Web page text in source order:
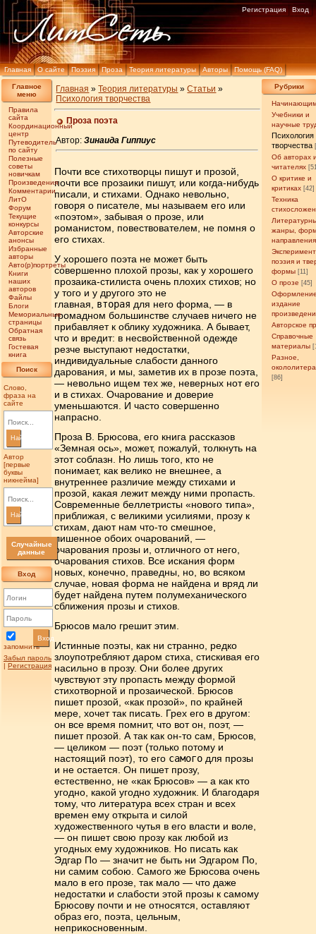
Главная О сайте Поэзия Проза Теория литературы Авторы Помощь (FAQ)
Регистрация Вход
Главное
меню
Правила
сайта
Координационный
центр
Путеводитель
по сайту
Полезные
советы
новичкам
Произведения
Комментарии
ЛитО
Форум
Текущие
конкурсы
Авторские
анонсы
Избранные
авторы
Авто(р)портреты
Книги
наших
авторов
Файлы
Блоги
Мемориальные
страницы
Обратная
связь
Гостевая
книга
Поиск
Слово,
фраза на
сайте
Найти
Автор
[первые
буквы
никнейма]
Найти
Случайные
данные
Вход
запомнить
Вход
Забыл пароль
| Регистрация
Рубрики
Учебники и
научные
Психология
творчества
Об авторах
читателях
О критике и
критиках [42]
Техника
жанры,
направления
поэзия и
формы [11]
О прозе [45]
издание
Авторское
Справочные
материалы
Разное,
[86]
Главная »Теория литературы »Статьи »
Психология творчества
Проза поэта
Автор:Зинаида Гиппиус
Почти все стихотворцы пишут и прозой,
почти все прозаики пишут, или когда-нибудь
писали, и стихами. Однако невольно,
говоря о писателе, мы называем его или
«поэтом», забывая о прозе, или
романистом, повествователем, не помня о
его стихах.
У хорошего поэта не может быть
совершенно плохой прозы, как у хорошего
прозаика-стилиста очень плохих стихов; но
у того и у другого это не
главная, вторая для него форма, — в
громадном большинстве случаев ничего не
прибавляет к облику художника. А бывает,
что и вредит: в несвойственной одежде
резче выступают недостатки,
индивидуальные слабости данного
дарования, и мы, заметив их в прозе поэта,
— невольно ищем тех же, неверных нот его
и в стихах. Очарование и доверие
уменьшаются. И часто совершенно
напрасно.
Проза В. Брюсова, его книга рассказов
«Земная ось», может, пожалуй, толкнуть на
этот соблазн. Но лишь того, кто не
понимает, как велико не внешнее, а
внутреннее различие между стихами и
прозой, какая лежит между ними пропасть.
Современные беллетристы «нового типа»,
приближая, с великими усилиями, прозу к
стихам, дают нам что-то смешное,
лишенное обоих очарований, —
очарования прозы и, отличного от него,
очарования стихов. Все искания форм
новых, конечно, праведны, но, во всяком
случае, новая форма не найдена и вряд ли
будет найдена путем полумеханического
сближения прозы и стихов.
Брюсов мало грешит этим.
Истинные поэты, как ни странно, редко
злоупотребляют даром стиха, стискивая его
насильно в прозу. Они более других
чувствуют эту пропасть между формой
стихотворной и прозаической. Брюсов
пишет прозой, «как прозой», по крайней
мере, хочет так писать. Грех его в другом:
он все время помнит, что вот он, поэт, —
пишет прозой. А так как он-то сам, Брюсов,
— целиком — поэт (только потому и
настоящий поэт), то его самого для прозы
и не остается. Он пишет прозу,
естественно, не «как Брюсов» — а как кто
угодно, какой угодно художник. И благодаря
тому, что литература всех стран и всех
времен ему открыта и силой
художественного чутья в его власти и воле,
— он пишет свою прозу как любой из
угодных ему художников. Но писать как
Эдгар По — значит не быть ни Эдгаром По,
ни самим собою. Самого же Брюсова очень
мало в его прозе, так мало — что даже
недостатки и слабости этой прозы к самому
Брюсову почти и не относятся, оставляют
образ его, поэта, цельным,
неприкосновенным.